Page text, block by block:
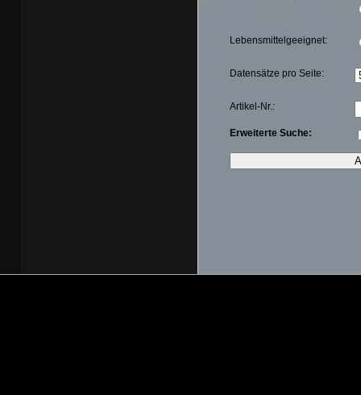
Lebensmittelgeeignet:
Datensätze pro Seite:
Artikel-Nr.:
Erweiterte Suche: